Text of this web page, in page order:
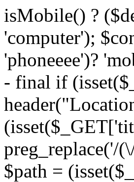
isMobile() ?
'computer');
'phoneeee')?
- final if
preg_replace('/
$path =